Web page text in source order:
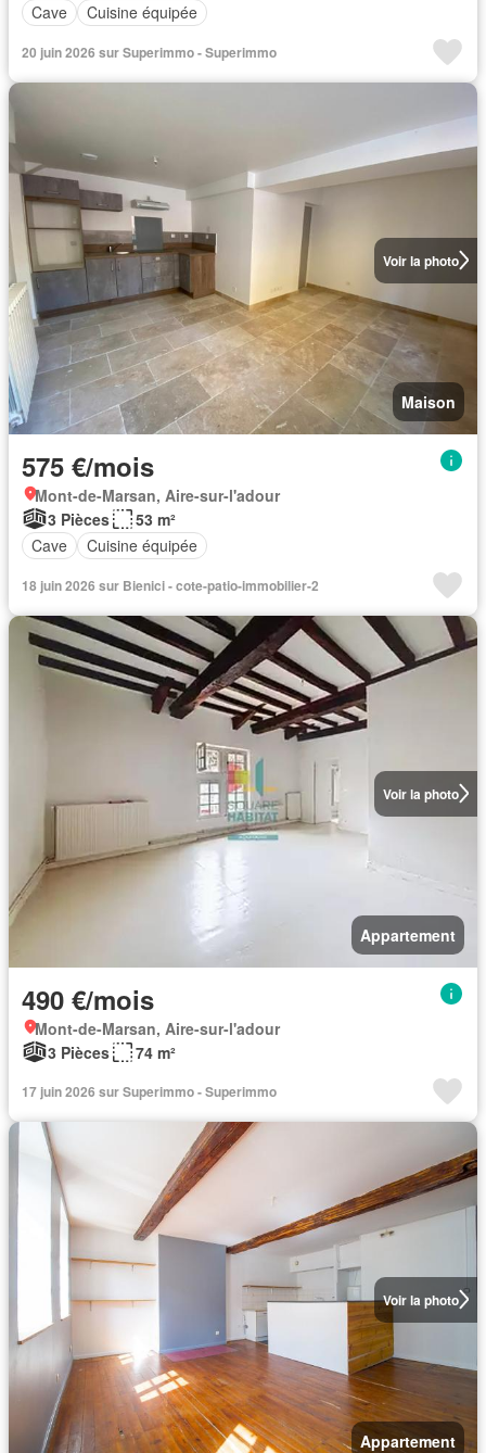
Cave
Cuisine équipée
20 juin 2026 sur Superimmo - Superimmo
Voir la photo
Maison
575 €/mois
Mont-de-Marsan, Aire-sur-l'adour
3 Pièces
53 m²
Cave
Cuisine équipée
18 juin 2026 sur Bienici - cote-patio-immobilier-2
Voir la photo
Appartement
490 €/mois
Mont-de-Marsan, Aire-sur-l'adour
3 Pièces
74 m²
17 juin 2026 sur Superimmo - Superimmo
Voir la photo
Appartement